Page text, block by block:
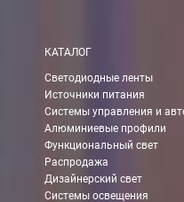
Вы можете
В Москве (внутри
БЕСПЛАТНАЯ доставка
При заказе менее 7000
КАТАЛОГ
Светодиодные ленты
Источники питания
Системы управления и
Алюминиевые профили
Функциональный свет
Распродажа
Дизайнерский свет
Системы освещения